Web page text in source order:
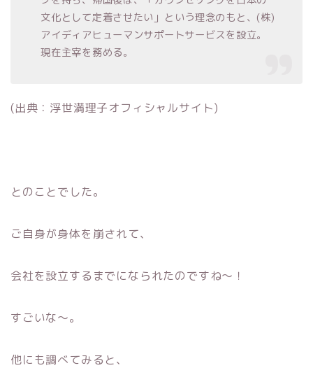
文化として定着させたい」という理念のもと、(株)
アイディアヒューマンサポートサービスを設立。
現在主宰を務める。
(出典：浮世満理子オフィシャルサイト)
とのことでした。
ご自身が身体を崩されて、
会社を設立するまでになられたのですね〜！
すごいな〜。
他にも調べてみると、